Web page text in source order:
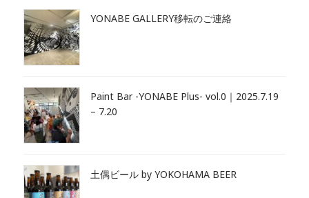
YONABE GALLERY移転のご連絡
Paint Bar -YONABE Plus- vol.0｜2025.7.19
– 7.20
土偶ビール by YOKOHAMA BEER